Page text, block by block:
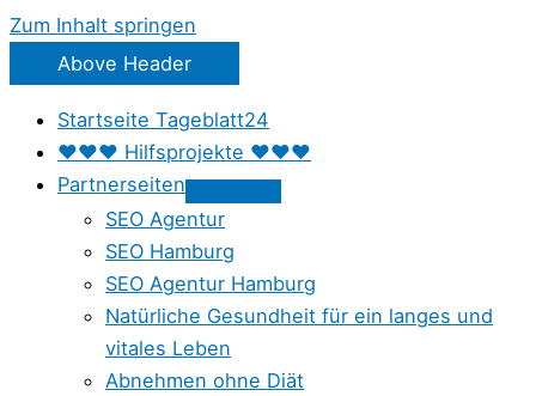
Zum Inhalt springen
Above Header
Startseite Tageblatt24
♥♥♥ Hilfsprojekte ♥♥♥
Partnerseiten
SEO Agentur
SEO Hamburg
SEO Agentur Hamburg
Natürliche Gesundheit für ein langes und
vitales Leben
Abnehmen ohne Diät